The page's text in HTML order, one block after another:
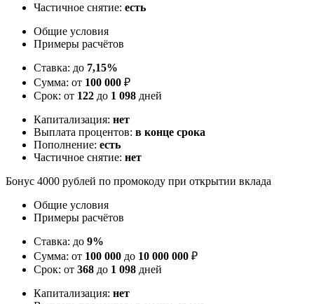
Частичное снятие: есть
Общие условия
Примеры расчётов
Ставка: до 7,15%
Сумма: от 100 000 ₽
Срок: от 122 до 1 098 дней
Капитализация: нет
Выплата процентов: в конце срока
Пополнение: есть
Частичное снятие: нет
Бонус 4000 рублей по промокоду при открытии вклада
Общие условия
Примеры расчётов
Ставка: до 9%
Сумма: от 100 000 до 10 000 000 ₽
Срок: от 368 до 1 098 дней
Капитализация: нет